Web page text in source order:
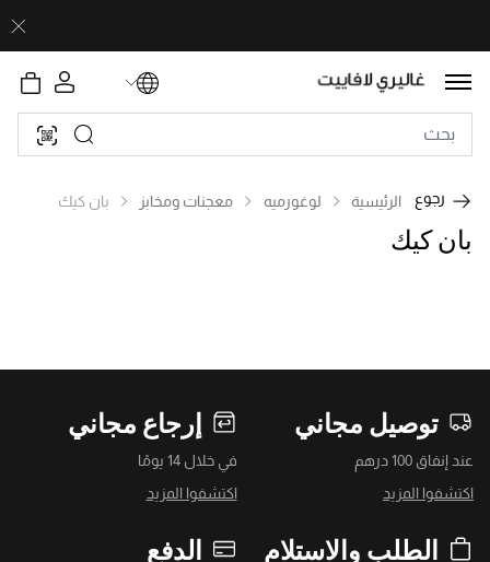
رجوع الرئيسية لوغورميه معجنات ومخابز بان كيك
بان كيك
توصيل مجاني
عند إنفاق 100 درهم
اكتشفوا المزيد
إرجاع مجاني
في خلال 14 يومًا
اكتشفوا المزيد
الطلب والاستلام الدفع